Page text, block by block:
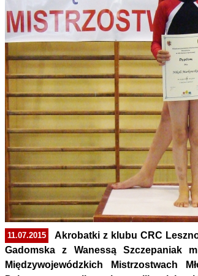
11.07.2015
Akrobatki z klubu CRC
Gadomska z Wanessą Szczepaniak
Międzywojewódzkich Mistrzostwach